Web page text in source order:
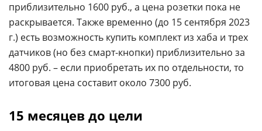
приблизительно 1600 руб., а цена розетки пока не
раскрывается. Также временно (до 15 сентября 2023
г.) есть возможность купить комплект из хаба и трех
датчиков (но без смарт-кнопки) приблизительно за
4800 руб. – если приобретать их по отдельности, то
итоговая цена составит около 7300 руб.
15 месяцев до цели